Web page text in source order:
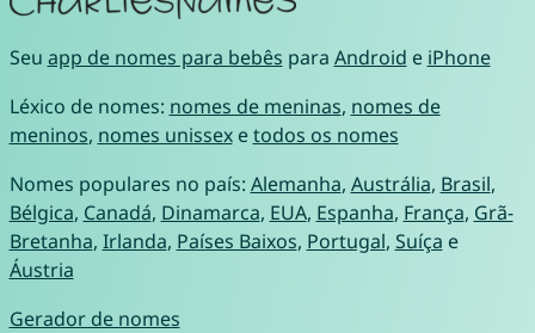
Seu app de nomes para bebês para Android e iPhone
Léxico de nomes: nomes de meninas, nomes de
meninos, nomes unissexetodos os nomes
Nomes populares no país: Alemanha, Austrália, Brasil,
Bélgica, Canadá, Dinamarca, EUA, Espanha, França, Grã-
Bretanha, Irlanda, Países Baixos, Portugal, Suíça e
Áustria
Gerador de nomes